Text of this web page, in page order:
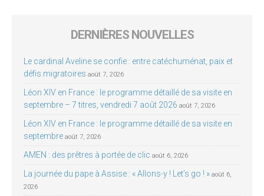
DERNIÈRES NOUVELLES
Le cardinal Aveline se confie : entre catéchuménat, paix et
défis migratoires août 7, 2026
Léon XIV en France : le programme détaillé de sa visite en
septembre – 7 titres, vendredi 7 août 2026 août 7, 2026
Léon XIV en France : le programme détaillé de sa visite en
septembre août 7, 2026
AMEN : des prêtres à portée de clic août 6, 2026
La journée du pape à Assise : « Allons-y ! Let’s go ! » août 6,
2026